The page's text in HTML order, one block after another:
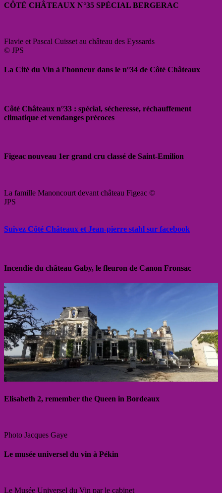
CÔTÉ CHÂTEAUX N°35 SPÉCIAL BERGERAC
Flavie et Pascal Cuisset au château des Eyssards
© JPS
La Cité du Vin à l’honneur dans le n°34 de Côté Châteaux
Côté Châteaux n°33 : spécial, sécheresse, réchauffement
climatique et vendanges précoces
Figeac nouveau 1er grand cru classé de Saint-Emilion
La famille Manoncourt devant château Figeac ©
JPS
Suivez Côté Châteaux et Jean-pierre stahl sur facebook
Incendie du château Gaby, le fleuron de Canon Fronsac
Elisabeth 2, remember the Queen in Bordeaux
Photo Jacques Gaye
Le musée universel du vin à Pékin
Le Musée Universel du Vin par le cabinet